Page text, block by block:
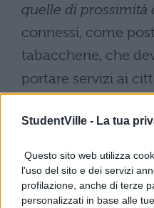
StudentVille - La tua
Questo sito web utilizza
l'uso del sito e dei servizi
profilazione, anche di terze
personalizzati in base alle
quelle di prossimità
connessi, come
tabaccherie, che
portare servizi ai
non ho la sindrome
Brunetta,
settimane proporrò
da realizzare